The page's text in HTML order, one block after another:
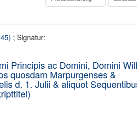
; Signatur:
Principis ac Domini, Domini
quosdam Marpurgenses &
d. 1. Julii & aliquot